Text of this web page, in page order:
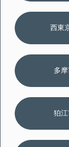
西東
多
狛